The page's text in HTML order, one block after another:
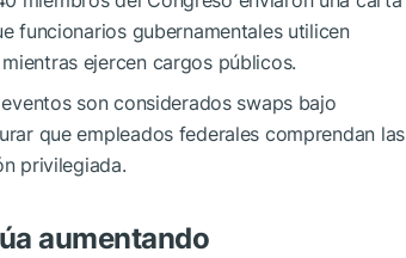
funcionarios gubernamentales utilicen
ejercen cargos públicos.
son considerados swaps bajo
que empleados federales comprendan las
privilegiada.
aumentando